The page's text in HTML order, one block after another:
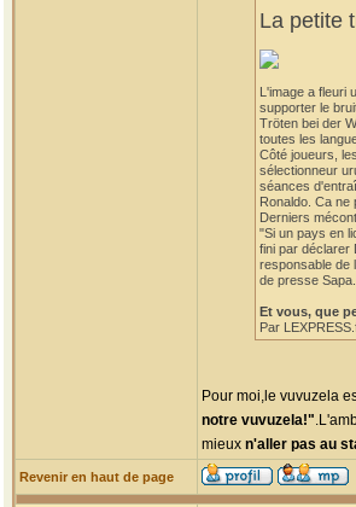
La petite
L'image a fleuri
supporter le
Tröten bei der
toutes les
Côté joueurs,
sélectionneur
séances
Ronaldo. Ca ne
Derniers
"Si un pays en
fini par déclarer
responsable de
de presse
Et vous, que
Par
Pour moi,le vuvuzela
notre vuvuzela!"
mieux n'aller pas au
Revenir en haut de page